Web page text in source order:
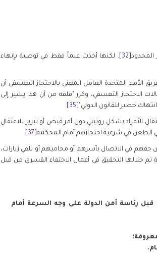
المحدود[32]
. لكنها أخذت علماً فقط في توصية بإنهاء
الأمم المتحدة العامل المعني بالاحتجاز التعسفي أن
قد انتهكت التزاماتها الدولية في مجال حقوق الإنسان في أكثر من 60 حالة من حالات الاحتجاز التعسفي، وكرر "قلقه من أن هذا يشير إلى
خطير للقانون الدولي" [35]
.
الأفراد بشكل روتيني دون أمر قبض أو تبرير للاعتقال
الطعن في شرعية احتجازهم أمام المحكمة[37]
.
حقهم في الاتصال بأسرهم أو محاميهم أو تلقي زيارات،
تم خلالها التحقيق في أعمال الاختفاء القسري من قبل
2017 لضمان مثول المعتقلين من قبل رئاسة أمن الدولة على وجه السرعة أمام